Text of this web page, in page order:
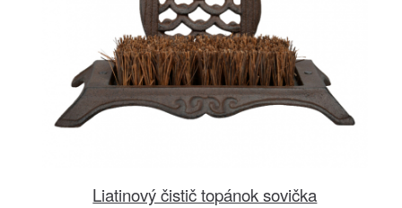
Liatinový čistič topánok sovička